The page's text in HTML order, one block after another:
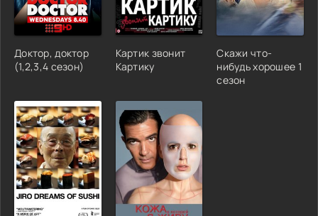
Доктор, доктор
(1,2,3,4 сезон)
Картик звонит
Картику
Скажи что-
нибудь хорошее 1
сезон